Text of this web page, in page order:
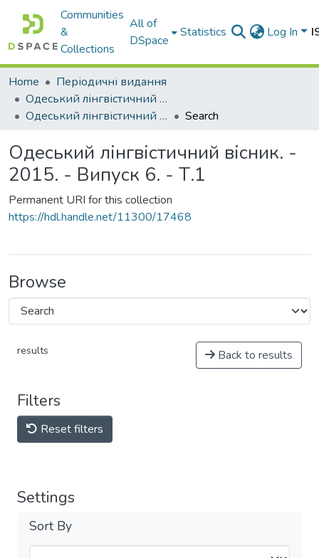
Communities
&
Collections
All of
DSpace
Statistics Log In
Home
Періодичні видання
Одеський лінгвістичний вісник
Одеський лінгвістичний вісник. - 2015. - Випуск 6. - Т.1
Search
Одеський лінгвістичний вісник. -
2015. - Випуск 6. - Т.1
Permanent URI for this collection
https://hdl.handle.net/11300/17468
Browse
results Back to results
Filters
Reset filters
Settings
Sort By